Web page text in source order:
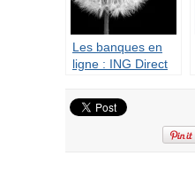
Les banques en
ligne : ING Direct